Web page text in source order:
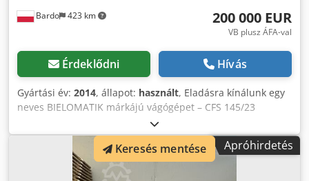
Bardo 423 km 200 000 EUR
VB plusz ÁFA-val
Érdeklődni Hívás
Gyártási év: 2014, állapot: használt, Eladásra kínálunk egy
neves BIELOMATIK márkájú vágógépet – CFS 145/23
modellt. A gép 2014-ben készült, azóta kizárólag egy
tulajdonos használta. Az eszköz átfogó szervizelésen esett
át, teljesen felszerelt, műszakilag kiváló állapotban van, és
azonnal bevethető, problémamentes működésre kész.
Apróhirdetés
Keresés mentése